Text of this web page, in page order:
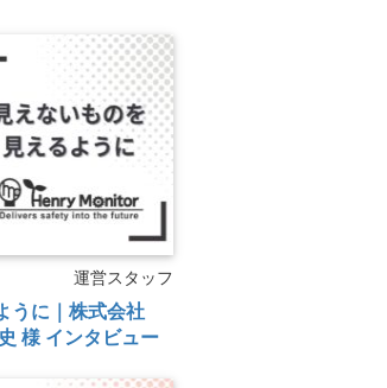
運営スタッフ
うに｜株式会社
様 インタビュー